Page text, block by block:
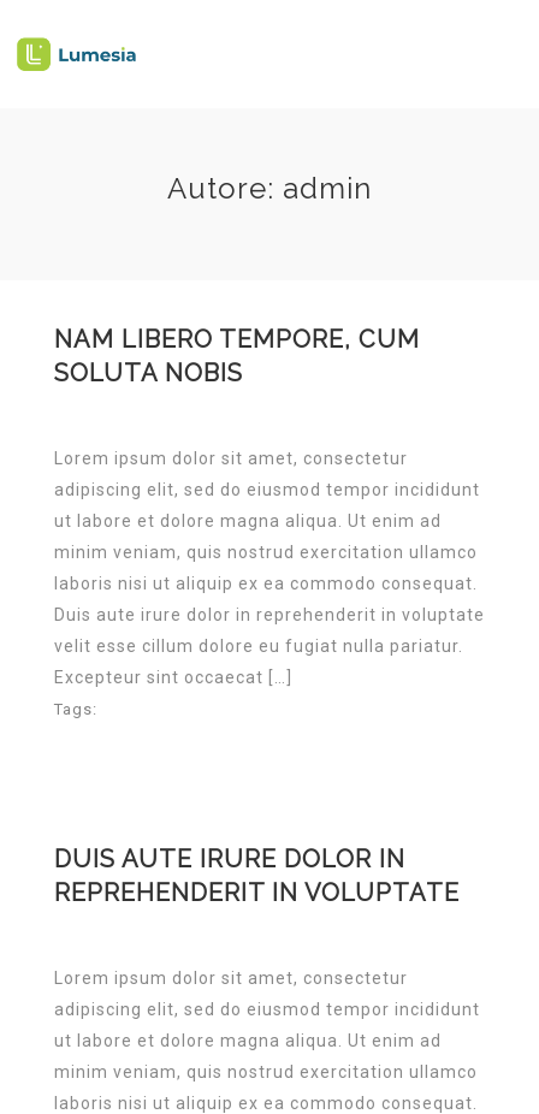
Autore: admin
NAM LIBERO TEMPORE, CUM
SOLUTA NOBIS
Lorem ipsum dolor sit amet, consectetur
adipiscing elit, sed do eiusmod tempor incididunt
ut labore et dolore magna aliqua. Ut enim ad
minim veniam, quis nostrud exercitation ullamco
laboris nisi ut aliquip ex ea commodo consequat.
Duis aute irure dolor in reprehenderit in voluptate
velit esse cillum dolore eu fugiat nulla pariatur.
Excepteur sint occaecat […]
Tags:
DUIS AUTE IRURE DOLOR IN
REPREHENDERIT IN VOLUPTATE
Lorem ipsum dolor sit amet, consectetur
adipiscing elit, sed do eiusmod tempor incididunt
ut labore et dolore magna aliqua. Ut enim ad
minim veniam, quis nostrud exercitation ullamco
laboris nisi ut aliquip ex ea commodo consequat.